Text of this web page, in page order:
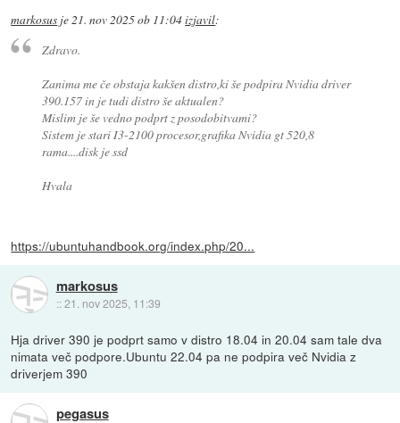
markosus je21. nov 2025 ob 11:04izjavil:
Zdravo.
Zanima me če obstaja kakšen distro,ki še podpira Nvidia driver
390.157 in je tudi distro še aktualen?
Mislim je še vedno podprt z posodobitvami?
Sistem je stari I3-2100 procesor,grafika Nvidia gt 520,8
rama....disk je ssd
Hvala
https://ubuntuhandbook.org/index.php/20...
markosus
::21. nov 2025, 11:39
Hja driver 390 je podprt samo v distro 18.04 in 20.04 sam tale dva
nimata več podpore.Ubuntu 22.04 pa ne podpira več Nvidia z
driverjem 390
pegasus